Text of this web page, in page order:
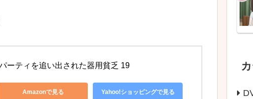
ーティを追い出された器用貧乏 19
Amazonで見る Yahoo!ショッピングで見る